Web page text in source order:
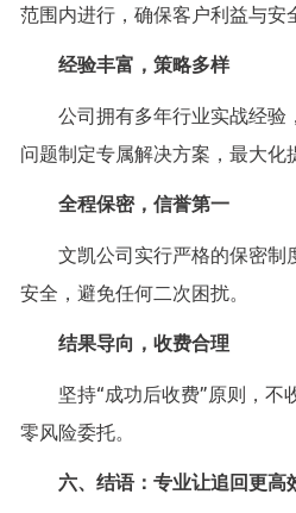
范围内进行，确保客户利益与安
经验丰富，策略多样
公司拥有多年行业实战经验
问题制定专属解决方案，最大化
全程保密，信誉第一
文凯公司实行严格的保密制
安全，避免任何二次困扰。
结果导向，收费合理
坚持“成功后收费”原则，不
零风险委托。
六、结语：专业让追回更高